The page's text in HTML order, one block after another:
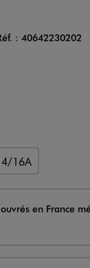
: 40642230202
16A
en France